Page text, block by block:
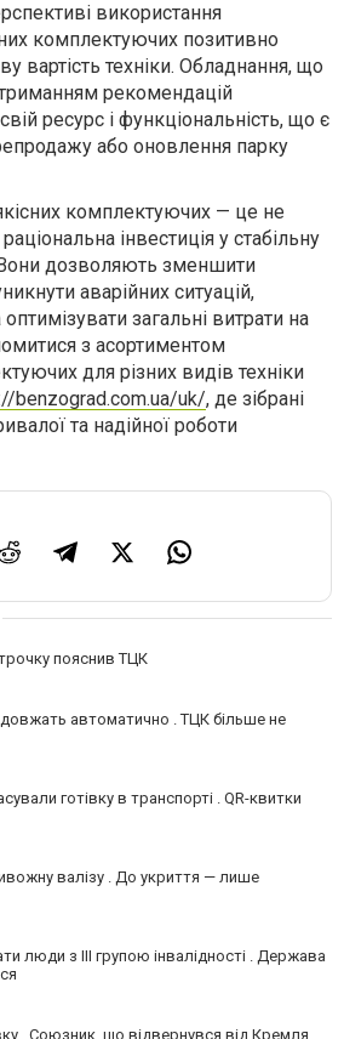
використання
комплектуючих позитивно
вартість техніки. Обладнання, що
рекомендацій
ресурс і функціональність, що є
або оновлення парку
комплектуючих — це не
інвестиція у стабільну
дозволяють зменшити
аварійних ситуацій,
загальні витрати на
з асортиментом
для різних видів техніки
benzograd.com.ua/uk/, де зібрані
та надійної роботи
пояснив ТЦК
автоматично . ТЦК більше не
готівку в транспорті . QR-квитки
валізу . До укриття — лише
люди з III групою інвалідності . Держава
. Союзник, що відвернувся від Кремля